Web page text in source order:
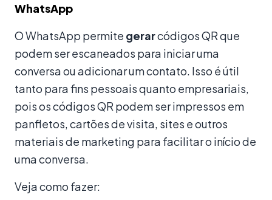
WhatsApp
O WhatsApp permite gerarcódigos QR que
podem ser escaneados para iniciar uma
conversa ou adicionar um contato. Isso é útil
tanto para fins pessoais quanto empresariais,
pois os códigos QR podem ser impressos em
panfletos, cartões de visita, sites e outros
materiais de marketing para facilitar o início de
uma conversa.
Veja como fazer: